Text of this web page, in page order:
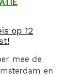
op 12
mee de
en